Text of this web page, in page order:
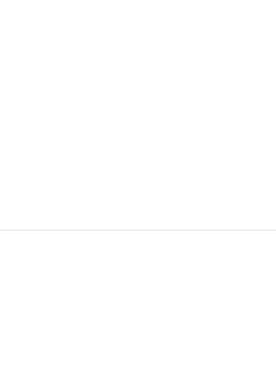
Personnalisez vos préférences pour